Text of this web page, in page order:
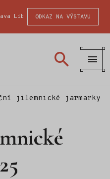
Liberecké školy fotografické
ODKAZ NA VÝSTAVU
jilemnické jarmarky